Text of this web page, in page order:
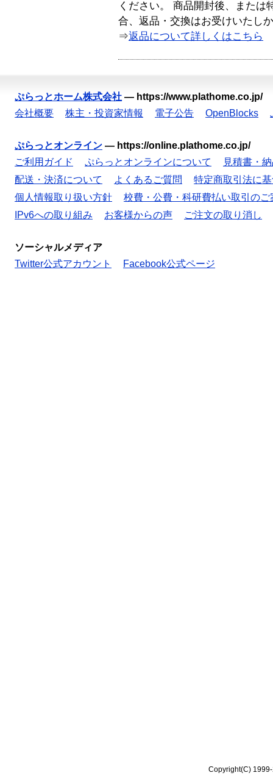
ください。 商品開封後、または
合、返品・交換はお受けいたし
⇒返品について詳しくはこちら
ぷらっとホーム株式会社 — https://www.plathome.co.jp/
会社概要
株主・投資家情報 電子公告 OpenBlocks
ぷらっとオンライン — https://online.plathome.co.jp/
ご利用ガイド
ぷらっとオンラインについて
見積書・
配送・決済について
よくあるご質問
特定商取引法に
個人情報取り扱い方針
校費・公費・科研費払い取引のご
IPv6への取り組み
お客様からの声 ご注文の取り消し
ソーシャルメディア
Twitter公式アカウント
Facebook公式ページ
Copyright(C)